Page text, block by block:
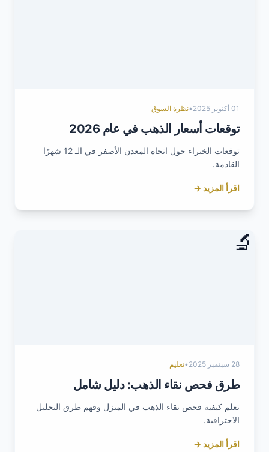
01 أكتوبر 2025 •نظرة السوق
توقعات أسعار الذهب في عام 2026
توقعات الخبراء حول اتجاه المعدن الأصفر في الـ 12 شهرًا
القادمة.
اقرأ المزيد →
🔬
28 سبتمبر 2025 •تعليم
طرق فحص نقاء الذهب: دليل شامل
تعلم كيفية فحص نقاء الذهب في المنزل وفهم طرق التحليل
الاحترافية.
اقرأ المزيد →